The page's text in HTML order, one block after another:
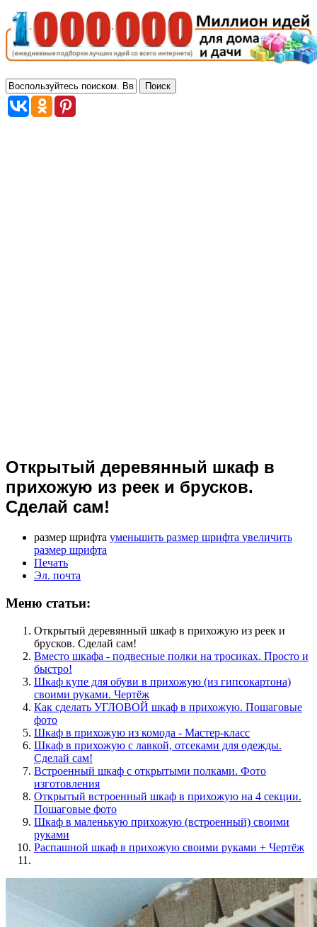
Открытый деревянный шкаф в
прихожую из реек и брусков.
Сделай сам!
размер шрифта уменьшить размер шрифта увеличить
размер шрифта
Печать
Эл. почта
Меню статьи:
Открытый деревянный шкаф в прихожую из реек и
брусков. Сделай сам!
Вместо шкафа - подвесные полки на тросиках. Просто и
быстро!
Шкаф купе для обуви в прихожую (из гипсокартона)
своими руками. Чертёж
Как сделать УГЛОВОЙ шкаф в прихожую. Пошаговые
фото
Шкаф в прихожую из комода - Мастер-класс
Шкаф в прихожую с лавкой, отсеками для одежды.
Сделай сам!
Встроенный шкаф с открытыми полками. Фото
изготовления
Открытый встроенный шкаф в прихожую на 4 секции.
Пошаговые фото
Шкаф в маленькую прихожую (встроенный) своими
руками
Распашной шкаф в прихожую своими руками + Чертёж